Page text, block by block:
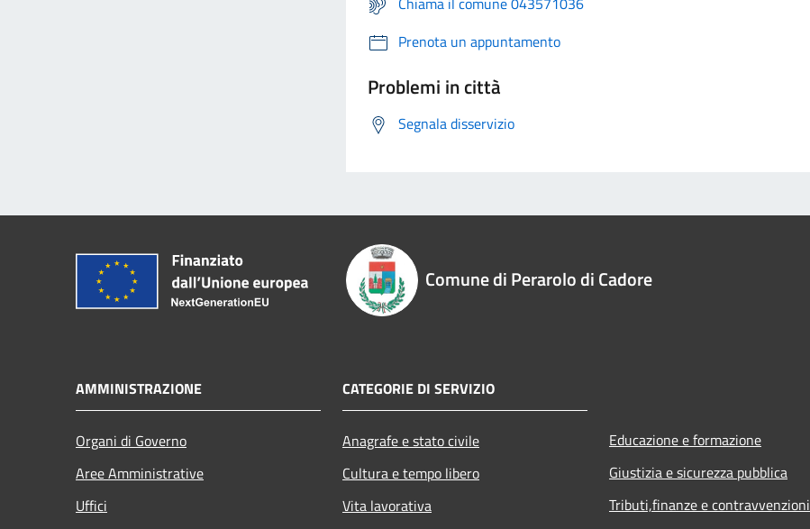
Prenota un appuntamento
Problemi in città
Segnala disservizio
Comune di Perarolo di Cadore
AMMINISTRAZIONE
Organi di Governo
Aree Amministrative
Uffici
CATEGORIE DI SERVIZIO
Anagrafe e stato civile
Cultura e tempo libero
Vita lavorativa
Educazione e formazione
Giustizia e sicurezza pubblica
Tributi,finanze e contravvenzioni